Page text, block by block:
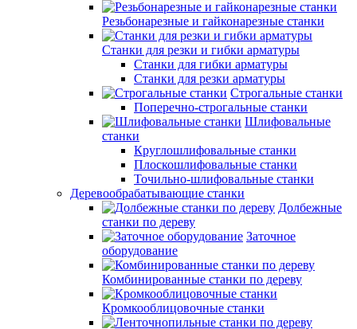
Резьбонарезные и гайконарезные станки
Станки для резки и гибки арматуры
Станки для гибки арматуры
Станки для резки арматуры
Строгальные станки
Поперечно-строгальные станки
Шлифовальные
станки
Круглошлифовальные станки
Плоскошлифовальные станки
Точильно-шлифовальные станки
Деревообрабатывающие станки
Долбежные
станки по дереву
Заточное
оборудование
Комбинированные станки по дереву
Кромкооблицовочные станки